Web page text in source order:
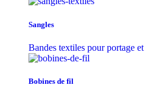
Sangles
Bandes textiles pour portage
Bobines de fil